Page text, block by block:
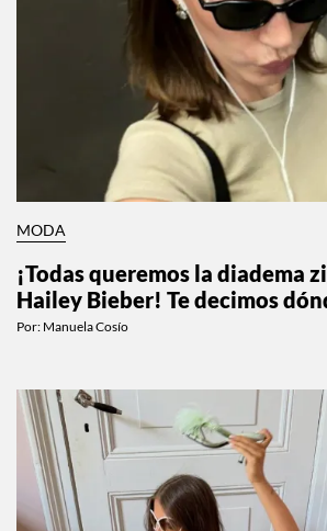
MODA
¡Todas queremos la diadema
Hailey Bieber! Te decimos
Por: Manuela Cosío